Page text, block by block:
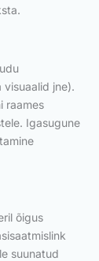
jne).
raames
Igasugune
õigus
suunatud